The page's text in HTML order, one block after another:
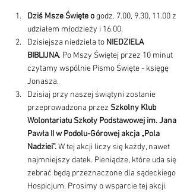
Dziś Msze Święte o godz. 7.00, 9.30, 11.00 z
udziałem młodzieży i 16.00.
Dzisiejsza niedziela to NIEDZIELA
BIBLIJNA. Po Mszy Świętej przez 10 minut
czytamy wspólnie Pismo Święte - księgę
Jonasza.
Dzisiaj przy naszej świątyni zostanie
przeprowadzona przez Szkolny Klub
Wolontariatu Szkoły Podstawowej im. Jana
Pawła II w Podolu-Górowej akcja „Pola
Nadziei”. W tej akcji liczy się każdy, nawet
najmniejszy datek. Pieniądze, które uda się
zebrać będą przeznaczone dla sądeckiego
Hospicjum. Prosimy o wsparcie tej akcji.